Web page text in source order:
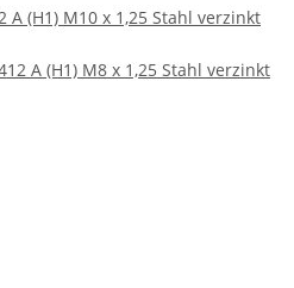
(H1) M10 x 1,25 Stahl verzinkt